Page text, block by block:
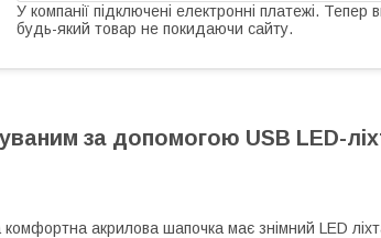
У компанії підключені електронні платежі. Тепер
будь-який товар не покидаючи сайту.
за допомогою USB LED-
акрилова шапочка має знімний LED